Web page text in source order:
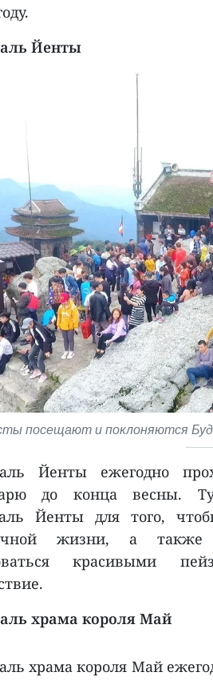
Йенты
посещают и поклоняются
Йенты ежегодно
до конца весны.
Йенты для того,
жизни, а также
красивыми
храма короля Май
храма короля Май